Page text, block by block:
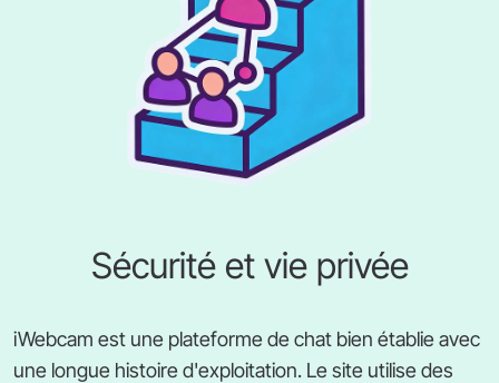
Sécurité et vie privée
iWebcam est une plateforme de chat bien établie avec
une longue histoire d'exploitation. Le site utilise des